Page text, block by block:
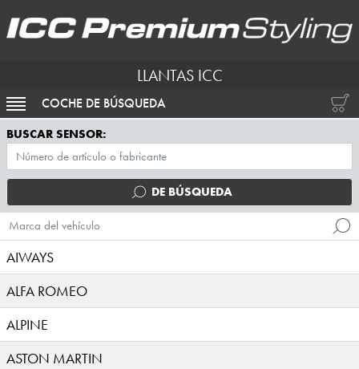
LLANTAS ICC
ACTIVAR NAVEGACIÓN
COCHE DE BÚSQUEDA
BUSCAR SENSOR:
DE BÚSQUEDA
Marca del vehículo
AIWAYS
ALFA ROMEO
ALPINE
ASTON MARTIN